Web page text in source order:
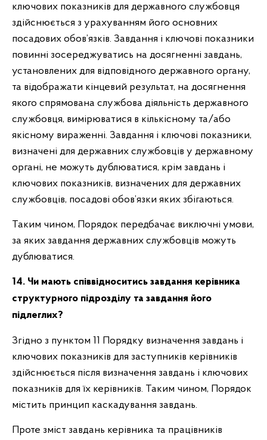
ключових показників для державного службовця
здійснюється з урахуванням його основних
посадових обов’язків. Завдання і ключові показники
повинні зосереджуватись на досягненні завдань,
установлених для відповідного державного органу,
та відображати кінцевий результат, на досягнення
якого спрямована службова діяльність державного
службовця, вимірюватися в кількісному та/або
якісному вираженні. Завдання і ключові показники,
визначені для державних службовців у державному
органі, не можуть дублюватися, крім завдань і
ключових показників, визначених для державних
службовців, посадові обов’язки яких збігаються.
Таким чином, Порядок передбачає виключні умови,
за яких завдання державних службовців можуть
дублюватися.
14. Чи мають співвідноситись завдання керівника
структурного підрозділу та завдання його
підлеглих?
Згідно з пунктом 11 Порядку визначення завдань і
ключових показників для заступників керівників
здійснюється після визначення завдань і ключових
показників для їх керівників. Таким чином, Порядок
містить принцип каскадування завдань.
Проте зміст завдань керівника та працівників